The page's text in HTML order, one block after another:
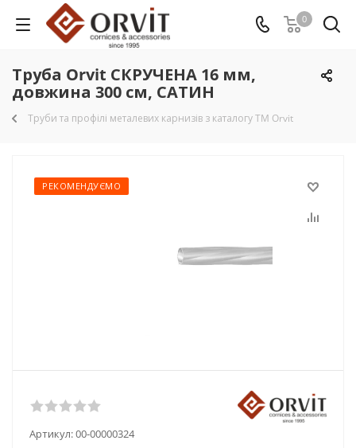
0
Труба Orvit СКРУЧЕНА 16 мм,
довжина 300 см, САТИН
Труби та профілі металевих карнизів з каталогу TM Orvit
РЕКОМЕНДУЄМО
Артикул:00-00000324